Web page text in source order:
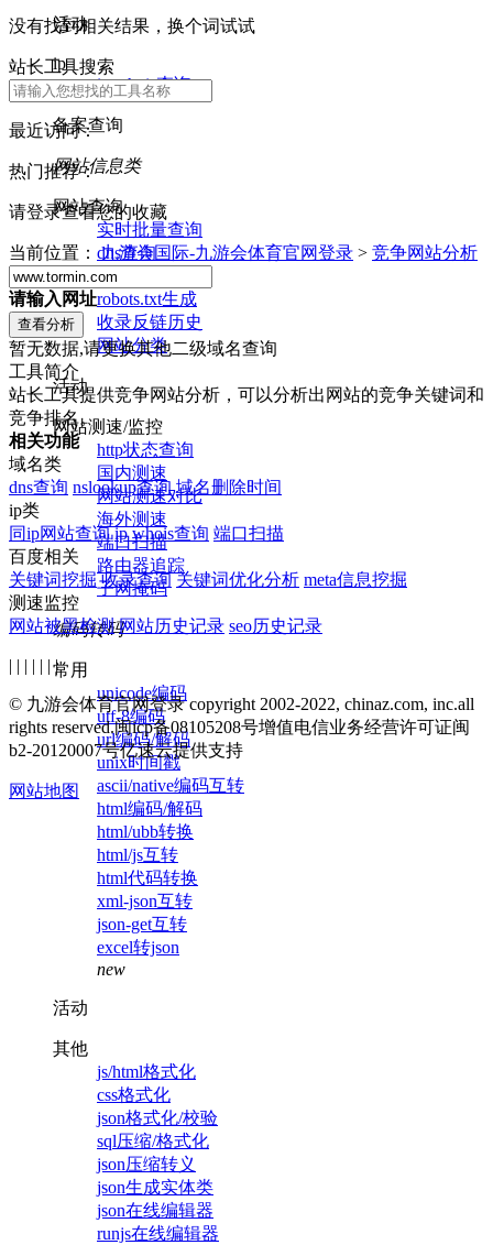
活动
ip
ip whois查询
备案查询
网站信息类
网站查询
实时批量查询
dns查询
nslookup查询
robots.txt生成
收录反链历史
网站分类
活动
网站测速/监控
http状态查询
国内测速
网站测速对比
海外测速
端口扫描
路由器追踪
子网掩码
编码转码
常用
unicode编码
utf-8编码
url编码/解码
unix时间戳
ascii/native编码互转
html编码/解码
html/ubb转换
html/js互转
html代码转换
xml-json互转
json-get互转
excel转json
new
活动
其他
js/html格式化
css格式化
json格式化/校验
sql压缩/格式化
json压缩转义
json生成实体类
json在线编辑器
runjs在线编辑器
没有找到相关结果，换个词试试
站长工具搜索
最近访问：
热门推荐：
请登录查看您的收藏
当前位置：九游会国际-九游会体育官网登录 > 竞争网站分析
请输入网址
暂无数据,请更换其他二级域名查询
工具简介
站长工具提供竞争网站分析，可以分析出网站的竞争关键词和
竞争排名。
相关功能
域名类
dns查询 nslookup查询 域名删除时间
ip类
同ip网站查询 ip whois查询 端口扫描
百度相关
关键词挖掘 收录查询 关键词优化分析 meta信息挖掘
测速监控
网站被黑检测 网站历史记录 seo历史记录
| | | | | | |
© 九游会体育官网登录 copyright 2002-2022, chinaz.com, inc.all
rights reserved.闽icp备08105208号增值电信业务经营许可证闽
b2-20120007号亿速云提供支持
网站地图